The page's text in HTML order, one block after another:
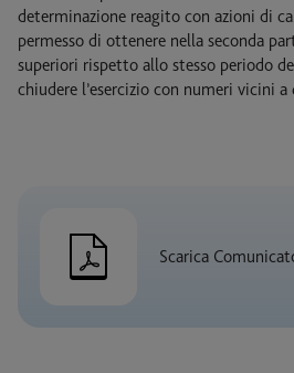
determinazione reagito con azioni di
permesso di ottenere nella seconda
superiori rispetto allo stesso periodo
chiudere l’esercizio con numeri vicini
Scarica